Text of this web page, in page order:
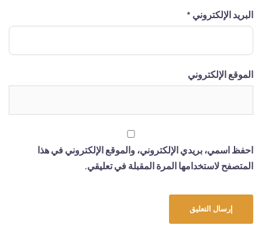
البريد الإلكتروني *
الموقع الإلكتروني
احفظ اسمي، بريدي الإلكتروني، والموقع الإلكتروني في هذا
المتصفح لاستخدامها المرة المقبلة في تعليقي.